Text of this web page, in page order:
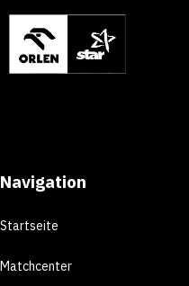
Navigation
Startseite
Matchcenter